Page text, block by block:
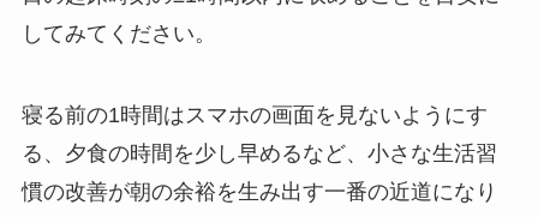
してみてください。
寝る前の1時間はスマホの画面を見ないようにす
る、夕食の時間を少し早めるなど、小さな生活習
慣の改善が朝の余裕を生み出す一番の近道になり